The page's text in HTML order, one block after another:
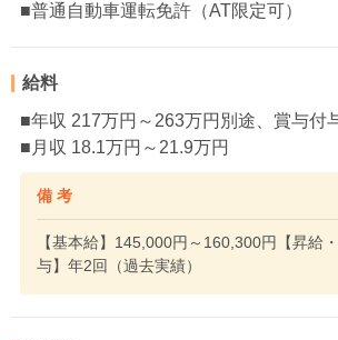
■普通自動車運転免許（AT限定可）
給料
■年収 217万円～263万円別途、賞与付
■月収 18.1万円～21.9万円
備 考
【基本給】145,000円～160,300円【昇給
与】年2回（過去実績）